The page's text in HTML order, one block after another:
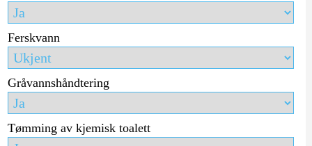
Ferskvann
Gråvannshåndtering
Tømming av kjemisk toalett